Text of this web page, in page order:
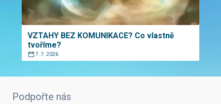
VZTAHY BEZ KOMUNIKACE? Co vlastně
tvoříme?
7. 7. 2026
Podpořte nás